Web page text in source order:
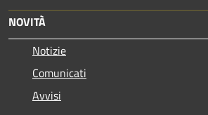
NOVITÀ
Notizie
Comunicati
Avvisi